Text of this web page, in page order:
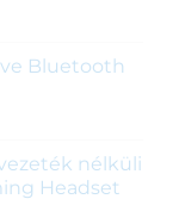
Bluetooth
nélküli
Headset